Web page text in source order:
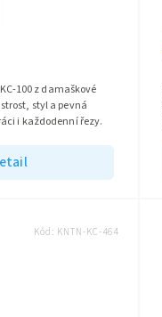
100 z damaškové
styl a pevná
i každodenní řezy.
Kód: KNTN-KC-464